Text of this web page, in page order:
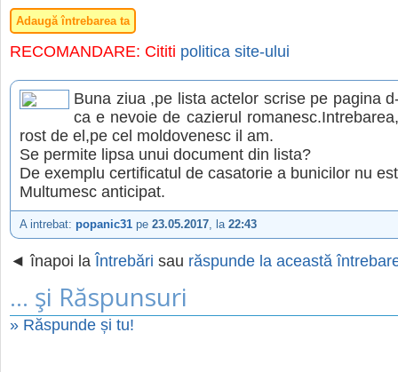
Adaugă întrebarea ta
RECOMANDARE: Cititi politica site-ului
Buna ziua ,pe lista actelor scrise pe pagina
ca e nevoie de cazierul
rost de el,pe cel moldovenesc il am.
Se permite lipsa unui document din lista?
De exemplu certificatul de casatorie a bunicilor nu
Multumesc anticipat.
A intrebat: popanic31 pe 23.05.2017, la 22:43
◄ înapoi la Întrebări sau răspunde la această
... şi Răspunsuri
» Răspunde și tu!